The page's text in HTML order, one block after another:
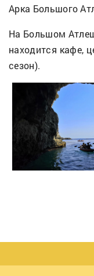
Арка Большого
На Большом
находится кафе,
сезон).